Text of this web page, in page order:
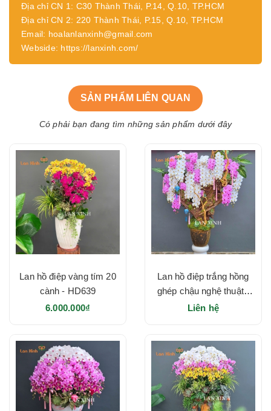
Địa chỉ CN 1: C30 Thành Thái, P.14, Q.10, TP.HCM
Địa chỉ CN 2: 220 Thành Thái, P.15, Q.10, TP.HCM
Email: hoalanlanxinh@gmail.com
Webside: https://lanxinh.com/
SẢN PHẨM LIÊN QUAN
Có phải bạn đang tìm những sản phẩm dưới đây
Lan hồ điệp vàng tím 20
cành - HD639
6.000.000₫
Lan hồ điệp trắng hồng
ghép chậu nghệ thuật -
HD633
Liên hệ